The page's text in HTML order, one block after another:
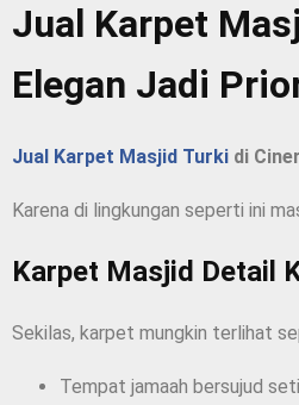
Jual Karpet
Elegan Jadi
Jual Karpet Masjid Turki di
Karena di lingkungan seperti ini
Karpet Masjid Detail
Sekilas, karpet mungkin terlihat
Tempat jamaah bersujud